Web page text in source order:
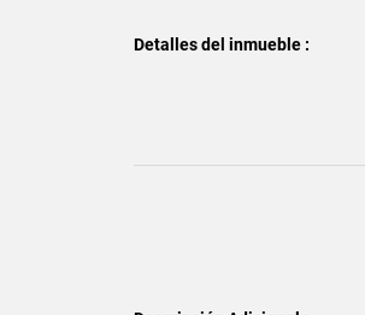
Detalles del inmueble :